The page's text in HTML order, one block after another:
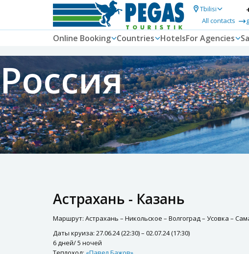
Tbilisi
All contacts
Online Booking Countries HotelsFor Agencies
Россия
Астрахань - Казань
Маршрут: Астрахань – Никольское – Волгоград – Усовка –
Даты круиза: 27.06.24 (22:30) – 02.07.24 (17:30)
6 дней/ 5 ночей